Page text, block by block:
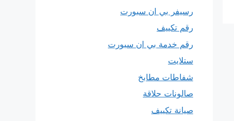
رسيفر بي ان سبورت
رقم تكييف
رقم خدمة بي ان سبورت
ستلايت
شفاطات مطابخ
صالونات حلاقة
صيانة تكييف